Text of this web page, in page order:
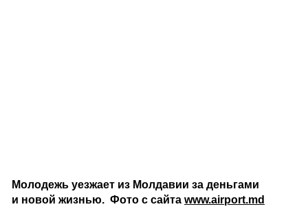
Молодежь уезжает из Молдавии за деньгами
и новой жизнью. Фото с сайта www.airport.md